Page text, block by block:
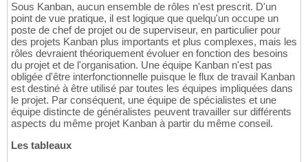
Sous Kanban, aucun ensemble de rôles n'est prescrit. D'un
point de vue pratique, il est logique que quelqu'un occupe un
poste de chef de projet ou de superviseur, en particulier pour
des projets Kanban plus importants et plus complexes, mais les
rôles devraient théoriquement évoluer en fonction des besoins
du projet et de l'organisation. Une équipe Kanban n'est pas
obligée d'être interfonctionnelle puisque le flux de travail Kanban
est destiné à être utilisé par toutes les équipes impliquées dans
le projet. Par conséquent, une équipe de spécialistes et une
équipe distincte de généralistes peuvent travailler sur différents
aspects du même projet Kanban à partir du même conseil.
Les tableaux